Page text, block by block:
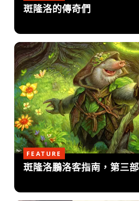
斑隆洛的傳奇們
FEATURE
斑隆洛鵬洛客指南，第三